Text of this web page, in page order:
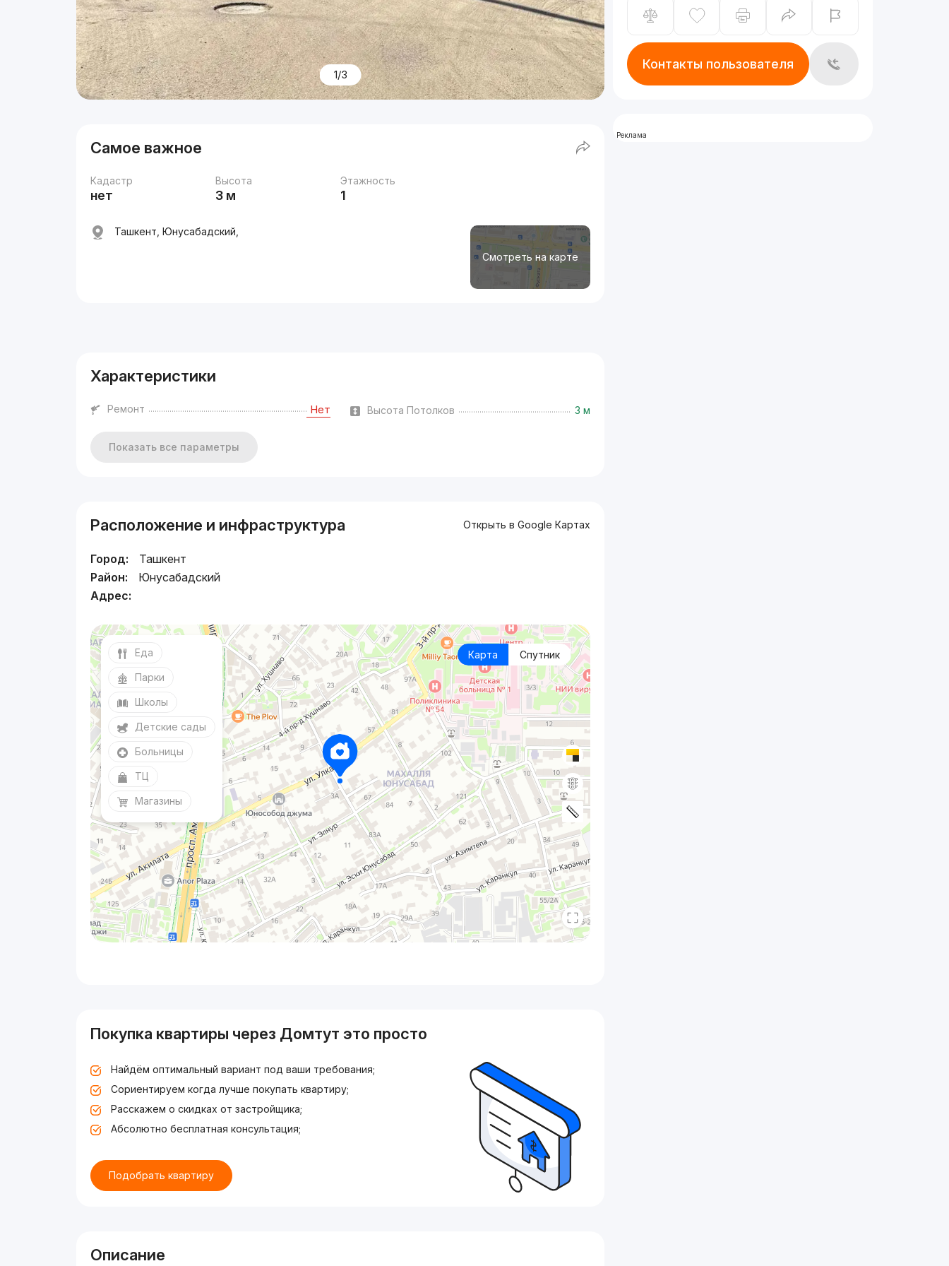
1/3
Самое важное
Кадастр
нет
Высота
3 м
Этажность
1
Смотреть на карте
Ташкент, Юнусабадский,
Характеристики
Ремонт Нет Высота Потолков 3 м
Показать все параметры
Расположение и инфраструктура Открыть в Google Картах
Город:
Ташкент
Район:
Юнусабадский
Адрес:
Карта Спутник
Еда
Парки
Школы
Детские сады
Больницы
ТЦ
Магазины
Покупка квартиры через Домтут это просто
Найдём оптимальный вариант под ваши требования;
Сориентируем когда лучше покупать квартиру;
Расскажем о скидках от застройщика;
Абсолютно бесплатная консультация;
Подобрать квартиру
Описание
Контакты пользователя
Реклама